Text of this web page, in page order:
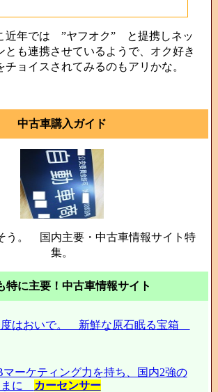
近年では ”ヤフオク” と提携しネッ
とも連携させているようで、オク好き
チョイスされてみるのもアリかな。
中古車購入ガイド
う。 国内主要・中古車情報サイト特
集。
特に主要！中古車情報サイト
度はおいで。 新鮮な原石眠る宝箱
マーケティング力を持ち、国内2強の
まに
カーセンサー